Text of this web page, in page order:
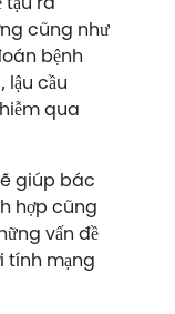
cũng như
bệnh
cầu
qua
giúp bác
hợp cũng
vấn đề
tính mạng